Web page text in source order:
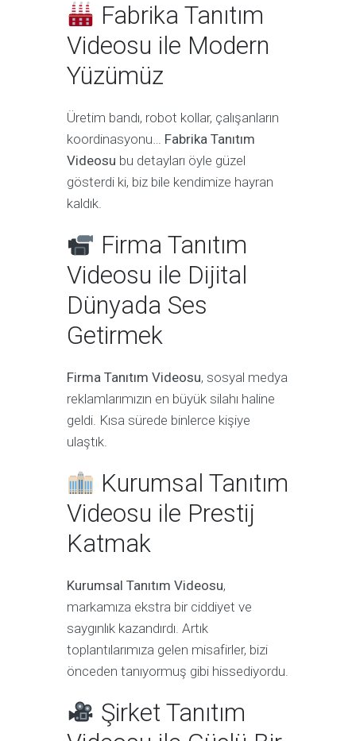
Fabrika Tanıtım
Videosu ile Modern
Yüzümüz
Üretim bandı, robot kollar, çalışanların
koordinasyonu… Fabrika Tanıtım
Videosu bu detayları öyle güzel
gösterdi ki, biz bile kendimize hayran
kaldık.
Firma Tanıtım
Videosu ile Dijital
Dünyada Ses
Getirmek
Firma Tanıtım Videosu, sosyal medya
reklamlarımızın en büyük silahı haline
geldi. Kısa sürede binlerce kişiye
ulaştık.
Kurumsal Tanıtım
Videosu ile Prestij
Katmak
Kurumsal Tanıtım Videosu,
markamıza ekstra bir ciddiyet ve
saygınlık kazandırdı. Artık
toplantılarımıza gelen misafirler, bizi
önceden tanıyormuş gibi hissediyordu.
Şirket Tanıtım